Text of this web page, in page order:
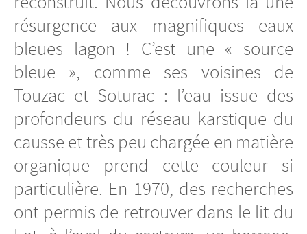
résurgence aux magnifiques eaux
bleues lagon ! C’est une « source
bleue », comme ses voisines de
Touzac et Soturac : l’eau issue des
profondeurs du réseau karstique du
causse et très peu chargée en matière
organique prend cette couleur si
particulière. En 1970, des recherches
ont permis de retrouver dans le lit du